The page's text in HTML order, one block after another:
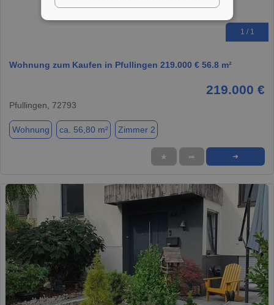
1 / 1
Wohnung zum Kaufen in Pfullingen 219.000 € 56.8 m²
219.000 €
Pfullingen, 72793
Wohnung ca. 56,80 m² Zimmer 2
★ ➦ ➜